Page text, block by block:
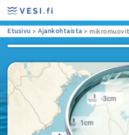
Etusivu > Ajankohtaista >